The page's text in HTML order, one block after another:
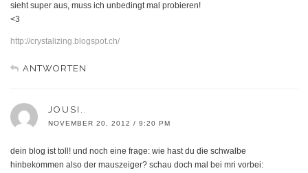
sieht super aus, muss ich unbedingt mal probieren!
<3
http://crystalizing.blogspot.ch/
ANTWORTEN
JOUSI..
NOVEMBER 20, 2012 / 9:20 PM
dein blog ist toll! und noch eine frage: wie hast du die schwalbe
hinbekommen also der mauszeiger? schau doch mal bei mri vorbei: